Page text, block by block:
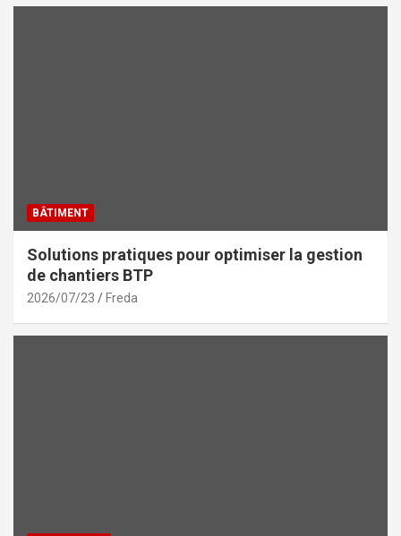
BÂTIMENT
Solutions pratiques pour optimiser la gestion
de chantiers BTP
2026/07/23 Freda